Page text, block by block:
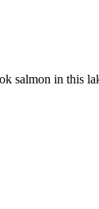
salmon in this